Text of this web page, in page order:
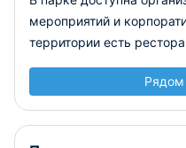
мероприятий и
территории есть
Рядом